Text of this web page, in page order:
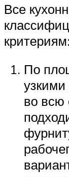
Все
критериям:
По
во всю